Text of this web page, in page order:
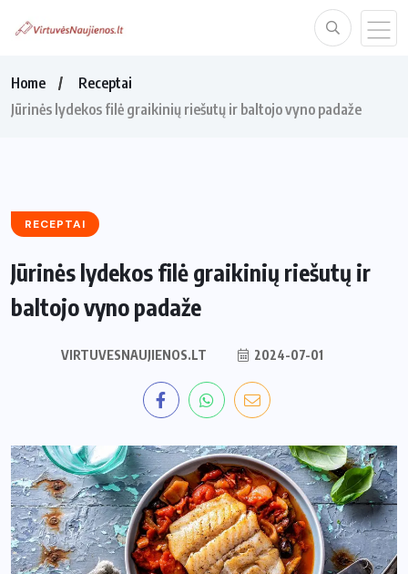
Home
Receptai
Jūrinės lydekos filė graikinių riešutų ir baltojo vyno padaže
RECEPTAI
Jūrinės lydekos filė graikinių riešutų ir
baltojo vyno padaže
VIRTUVESNAUJIENOS.LT 2024-07-01